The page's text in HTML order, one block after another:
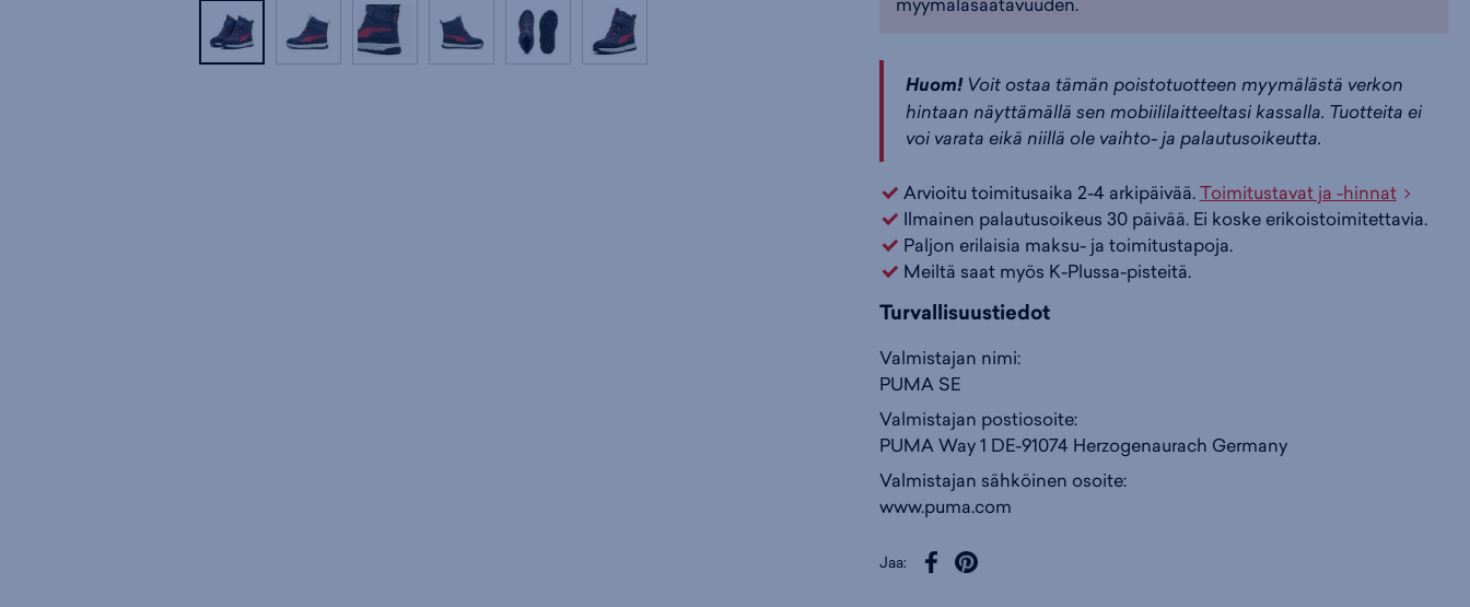
i
n
a
:
ä
Huom!Voit ostaa tämän poistotuotteen myymälästä verkon
hintaan näyttämällä sen mobiililaitteeltasi kassalla. Tuotteita ei
voi varata eikä niillä ole vaihto- ja palautusoikeutta.
Arvioitu toimitusaika 2-4 arkipäivää.Toimitustavat ja -hinnat
Ilmainen palautusoikeus 30 päivää. Ei koske erikoistoimitettavia.
Paljon erilaisia maksu- ja toimitustapoja.
Meiltä saat myös K-Plussa-pisteitä.
Turvallisuustiedot
Valmistajan nimi:
PUMA SE
Valmistajan postiosoite:
PUMA Way 1 DE-91074 Herzogenaurach Germany
Valmistajan sähköinen osoite:
www.puma.com
Jaa: